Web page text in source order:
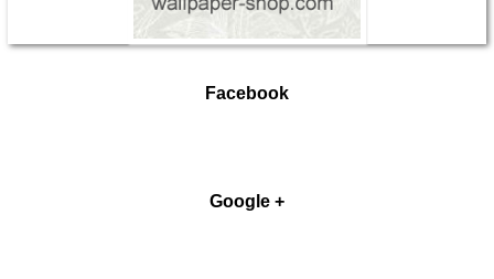
Facebook
Google +